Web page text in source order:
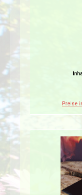
Preise